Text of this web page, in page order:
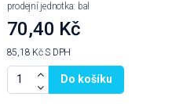
prodejní jednotka: bal
70,40 Kč
85,18 KčS DPH
Do košíku